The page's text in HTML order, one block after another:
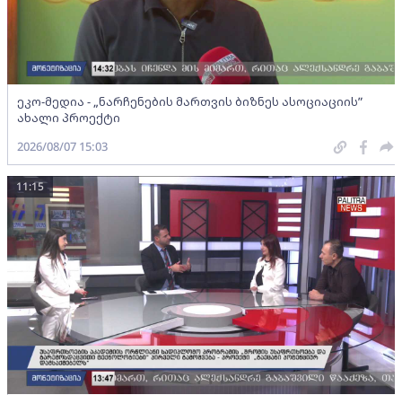
ეკო-მედია - „ნარჩენების მართვის ბიზნეს ასოციაციის”
ახალი პროექტი
2026/08/07 15:03
11:15